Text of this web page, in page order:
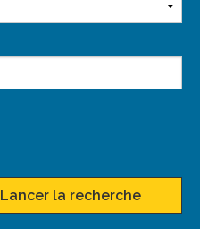
Lancer la recherche